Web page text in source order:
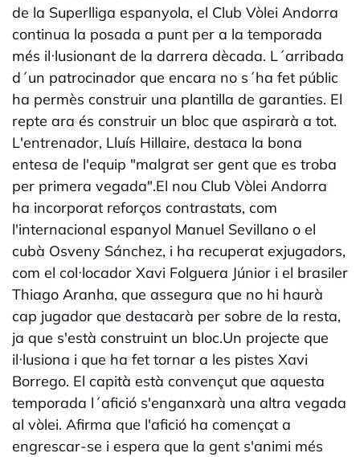
de la Superlliga espanyola, el Club Vòlei Andorra
continua la posada a punt per a la temporada
més il·lusionant de la darrera dècada. L´arribada
d´un patrocinador que encara no s´ha fet públic
ha permès construir una plantilla de garanties. El
repte ara és construir un bloc que aspirarà a tot.
L'entrenador, Lluís Hillaire, destaca la bona
entesa de l'equip "malgrat ser gent que es troba
per primera vegada".El nou Club Vòlei Andorra
ha incorporat reforços contrastats, com
l'internacional espanyol Manuel Sevillano o el
cubà Osveny Sánchez, i ha recuperat exjugadors,
com el col·locador Xavi Folguera Júnior i el brasiler
Thiago Aranha, que assegura que no hi haurà
cap jugador que destacarà per sobre de la resta,
ja que s'està construint un bloc.Un projecte que
il·lusiona i que ha fet tornar a les pistes Xavi
Borrego. El capità està convençut que aquesta
temporada l´afició s'enganxarà una altra vegada
al vòlei. Afirma que l'afició ha començat a
engrescar-se i espera que la gent s'animi més